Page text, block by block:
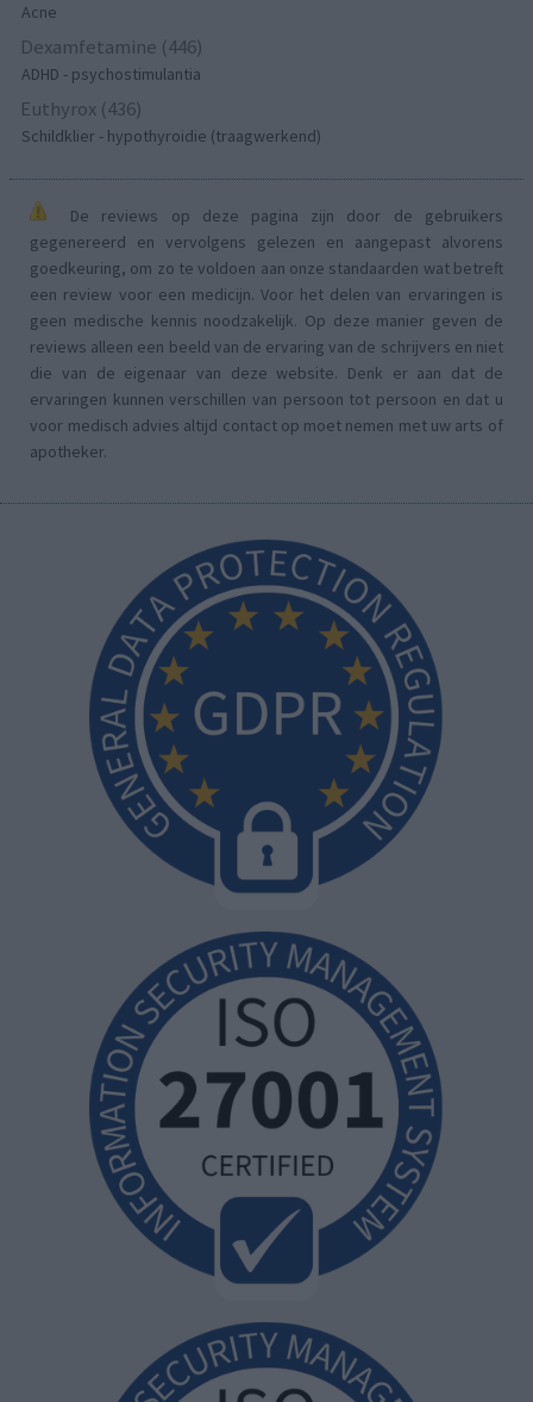
Acne
Dexamfetamine (446)
ADHD - psychostimulantia
Euthyrox (436)
Schildklier - hypothyroidie (traagwerkend)
De reviews op deze pagina zijn door de gebruikers
gegenereerd en vervolgens gelezen en aangepast alvorens
goedkeuring, om zo te voldoen aan onze standaarden wat betreft
een review voor een medicijn. Voor het delen van ervaringen is
geen medische kennis noodzakelijk. Op deze manier geven de
reviews alleen een beeld van de ervaring van de schrijvers en niet
die van de eigenaar van deze website. Denk er aan dat de
ervaringen kunnen verschillen van persoon tot persoon en dat u
voor medisch advies altijd contact op moet nemen met uw arts of
apotheker.